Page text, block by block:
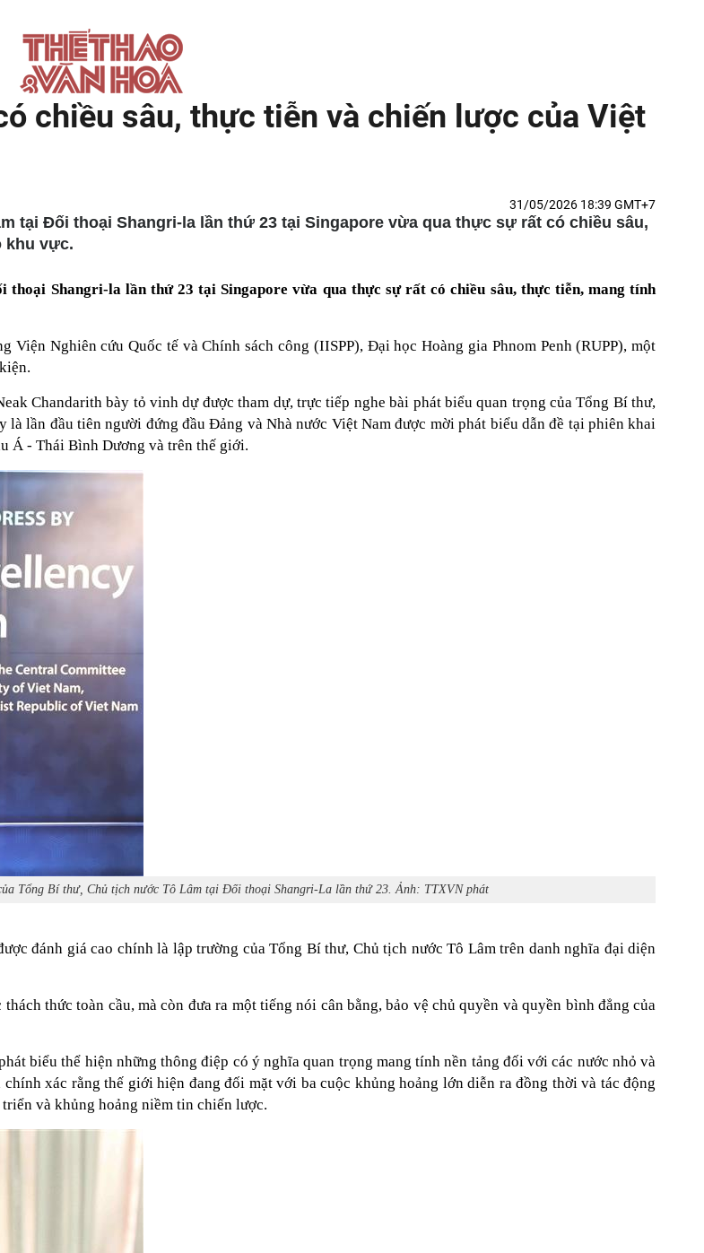
chiều sâu, thực tiễn và chiến lược của Việt
31/05/2026 18:39 GMT+7
tại Đối thoại Shangri-la lần thứ 23 tại Singapore vừa qua thực sự rất có chiều sâu,
khu vực.
Shangri-la lần thứ 23 tại Singapore vừa qua thực sự rất có chiều sâu, thực tiễn, mang tính
Nghiên cứu Quốc tế và Chính sách công (IISPP), Đại học Hoàng gia Phnom Penh (RUPP), một
Chandarith bày tỏ vinh dự được tham dự, trực tiếp nghe bài phát biểu quan trọng của Tổng Bí thư,
lần đầu tiên người đứng đầu Đảng và Nhà nước Việt Nam được mời phát biểu dẫn đề tại phiên khai
Á - Thái Bình Dương và trên thế giới.
Tổng Bí thư, Chủ tịch nước Tô Lâm tại Đối thoại Shangri-La lần thứ 23. Ảnh: TTXVN phát
đánh giá cao chính là lập trường của Tổng Bí thư, Chủ tịch nước Tô Lâm trên danh nghĩa đại diện
thức toàn cầu, mà còn đưa ra một tiếng nói cân bằng, bảo vệ chủ quyền và quyền bình đẳng của
biểu thể hiện những thông điệp có ý nghĩa quan trọng mang tính nền tảng đối với các nước nhỏ và
xác rằng thế giới hiện đang đối mặt với ba cuộc khủng hoảng lớn diễn ra đồng thời và tác động
và khủng hoảng niềm tin chiến lược.